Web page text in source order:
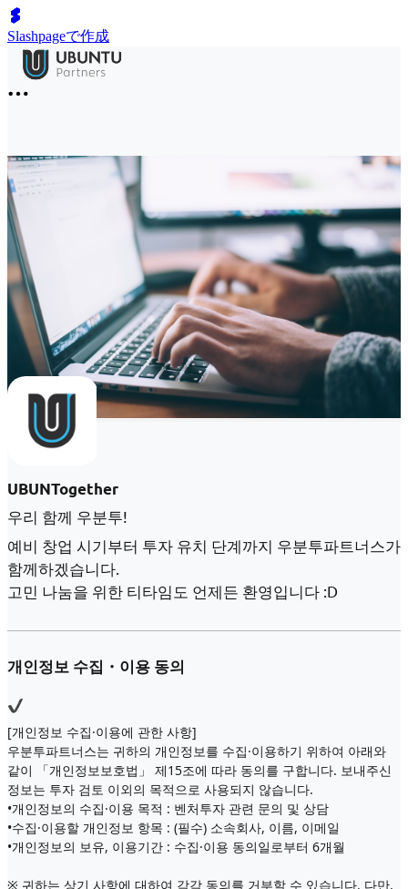
Slashpageで作成
UBUNTogether
우리 함께 우분투!
예비 창업 시기부터 투자 유치 단계까지 우분투파트너스가
함께하겠습니다.
고민 나눔을 위한 티타임도 언제든 환영입니다 :D
개인정보 수집・이용 동의
[개인정보 수집·이용에 관한 사항]
우분투파트너스는 귀하의 개인정보를 수집·이용하기 위하여 아래와
같이 「개인정보보호법」 제15조에 따라 동의를 구합니다. 보내주신
정보는 투자 검토 이외의 목적으로 사용되지 않습니다.
•개인정보의 수집·이용 목적 : 벤처투자 관련 문의 및 상담
•수집·이용할 개인정보 항목 : (필수) 소속회사, 이름, 이메일
•개인정보의 보유, 이용기간 : 수집·이용 동의일로부터 6개월
※ 귀하는 상기 사항에 대하여 각각 동의를 거부할 수 있습니다. 다만,